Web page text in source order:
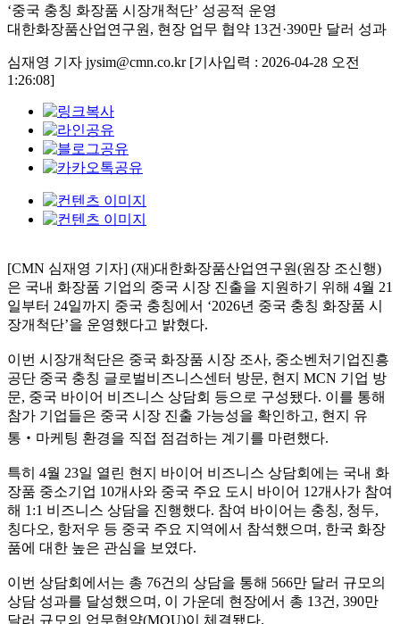
‘중국 충칭 화장품 시장개척단’ 성공적 운영
대한화장품산업연구원, 현장 업무 협약 13건·390만 달러 성과
심재영 기자 jysim@cmn.co.kr [기사입력 : 2026-04-28 오전
1:26:08]
[CMN 심재영 기자] (재)대한화장품산업연구원(원장 조신행)
은 국내 화장품 기업의 중국 시장 진출을 지원하기 위해 4월 21
일부터 24일까지 중국 충칭에서 ‘2026년 중국 충칭 화장품 시
장개척단’을 운영했다고 밝혔다.
이번 시장개척단은 중국 화장품 시장 조사, 중소벤처기업진흥
공단 중국 충칭 글로벌비즈니스센터 방문, 현지 MCN 기업 방
문, 중국 바이어 비즈니스 상담회 등으로 구성됐다. 이를 통해
참가 기업들은 중국 시장 진출 가능성을 확인하고, 현지 유
통‧마케팅 환경을 직접 점검하는 계기를 마련했다.
특히 4월 23일 열린 현지 바이어 비즈니스 상담회에는 국내 화
장품 중소기업 10개사와 중국 주요 도시 바이어 12개사가 참여
해 1:1 비즈니스 상담을 진행했다. 참여 바이어는 충칭, 청두,
칭다오, 항저우 등 중국 주요 지역에서 참석했으며, 한국 화장
품에 대한 높은 관심을 보였다.
이번 상담회에서는 총 76건의 상담을 통해 566만 달러 규모의
상담 성과를 달성했으며, 이 가운데 현장에서 총 13건, 390만
달러 규모의 업무협약(MOU)이 체결됐다.